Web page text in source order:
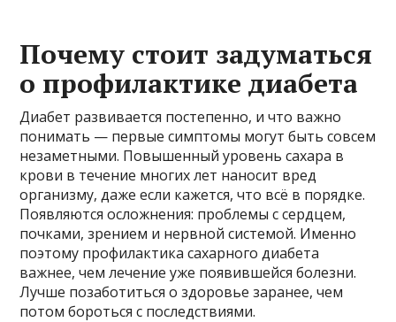
Почему стоит задуматься
о профилактике диабета
Диабет развивается постепенно, и что важно
понимать — первые симптомы могут быть совсем
незаметными. Повышенный уровень сахара в
крови в течение многих лет наносит вред
организму, даже если кажется, что всё в порядке.
Появляются осложнения: проблемы с сердцем,
почками, зрением и нервной системой. Именно
поэтому профилактика сахарного диабета
важнее, чем лечение уже появившейся болезни.
Лучше позаботиться о здоровье заранее, чем
потом бороться с последствиями.